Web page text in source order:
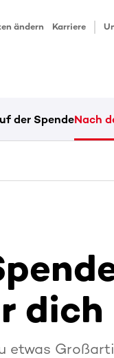
ändern Karriere
der SpendeNach
dich
etwas